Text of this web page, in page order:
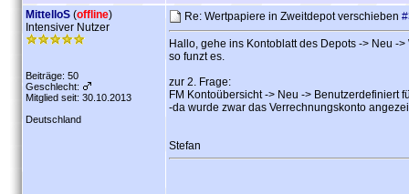
MittelloS (offline)
Intensiver Nutzer
Beiträge: 50
Geschlecht:
Mitglied seit: 30.10.2013
Deutschland
Re: Wertpapiere in Zweitdepot verschieben
Hallo, gehe ins Kontoblatt des Depots -> Neu -
so funzt es.
zur 2. Frage:
FM Kontoübersicht -> Neu -> Benutzerdefiniert
-da wurde zwar das Verrechnungskonto
Stefan